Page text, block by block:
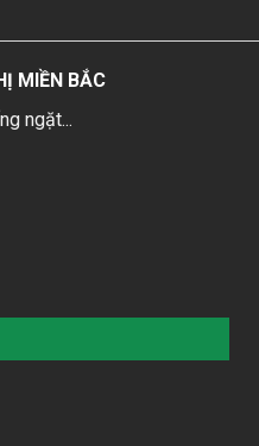
MIỀN BẮC
ngặt...